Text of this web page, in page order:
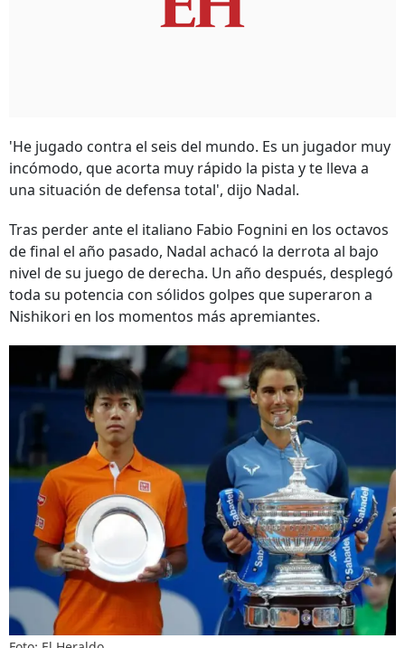
'He jugado contra el seis del mundo. Es un jugador muy
incómodo, que acorta muy rápido la pista y te lleva a
una situación de defensa total', dijo Nadal.
Tras perder ante el italiano Fabio Fognini en los octavos
de final el año pasado, Nadal achacó la derrota al bajo
nivel de su juego de derecha. Un año después, desplegó
toda su potencia con sólidos golpes que superaron a
Nishikori en los momentos más apremiantes.